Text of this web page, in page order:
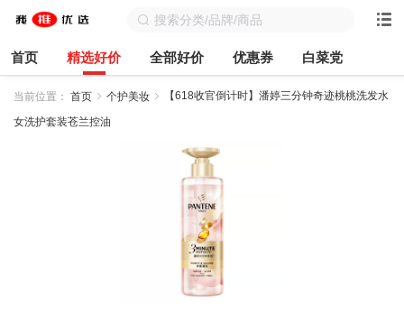
首页 精选好价 全部好价 优惠券 白菜党
当前位置： 首页 个护美妆 【618收官倒计时】潘婷三分钟奇迹桃桃洗发水
女洗护套装苍兰控油